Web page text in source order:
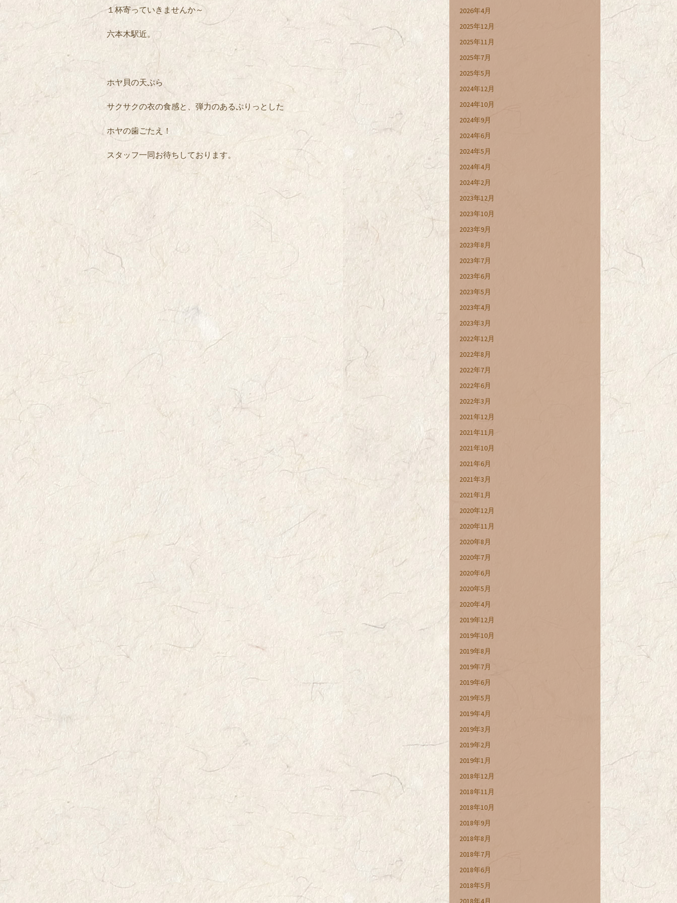
１杯寄っていきませんか～
六本木駅近。
ホヤ貝の天ぷら
サクサクの衣の食感と、弾力のあるぷりっとした
ホヤの歯ごたえ！
スタッフ一同お待ちしております。
2026年4月
2025年12月
2025年11月
2025年7月
2025年5月
2024年12月
2024年10月
2024年9月
2024年6月
2024年5月
2024年4月
2024年2月
2023年12月
2023年10月
2023年9月
2023年8月
2023年7月
2023年6月
2023年5月
2023年4月
2023年3月
2022年12月
2022年8月
2022年7月
2022年6月
2022年3月
2021年12月
2021年11月
2021年10月
2021年6月
2021年3月
2021年1月
2020年12月
2020年11月
2020年8月
2020年7月
2020年6月
2020年5月
2020年4月
2019年12月
2019年10月
2019年8月
2019年7月
2019年6月
2019年5月
2019年4月
2019年3月
2019年2月
2019年1月
2018年12月
2018年11月
2018年10月
2018年9月
2018年8月
2018年7月
2018年6月
2018年5月
2018年4月